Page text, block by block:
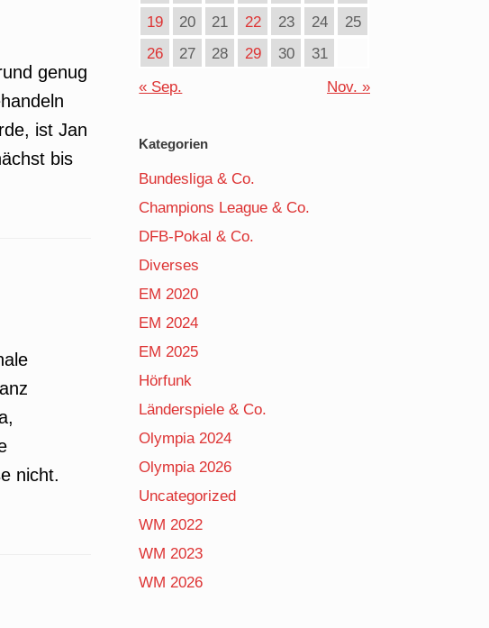
genug
ist Jan
bis
nicht.
19
20 21 22 23 24
25
26
27 28 29 30
31
« Sep.
Nov. »
Kategorien
Bundesliga & Co.
Champions League & Co.
DFB-Pokal & Co.
Diverses
EM 2020
EM 2024
EM 2025
Hörfunk
Länderspiele & Co.
Olympia 2024
Olympia 2026
Uncategorized
WM 2022
WM 2023
WM 2026